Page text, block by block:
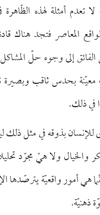
تعدم أمثلة لهذه الظّاهرة
المعاصر فتجد هناك
إلى وجوه حلّ
معيّنة بحدس ثاقب وبصيرة
في ذلك.
للإنسان بذوقه في مثل
والخيال ولا هيّ مجرّد
هي أمور واقعيّة يترصّدها
ذهنيّة.